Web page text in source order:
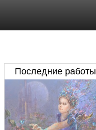
Последние работы